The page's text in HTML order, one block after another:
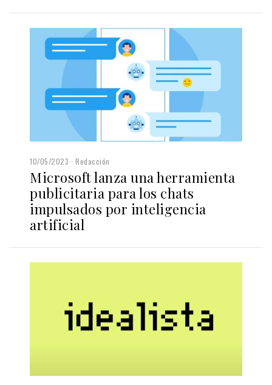
10/05/2023 Redacción
Microsoft lanza una herramienta
publicitaria para los chats
impulsados por inteligencia
artificial